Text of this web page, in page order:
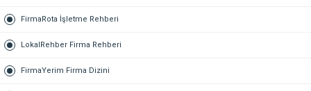
FirmaRota İşletme Rehberi
LokalRehber Firma Rehberi
FirmaYerim Firma Dizini